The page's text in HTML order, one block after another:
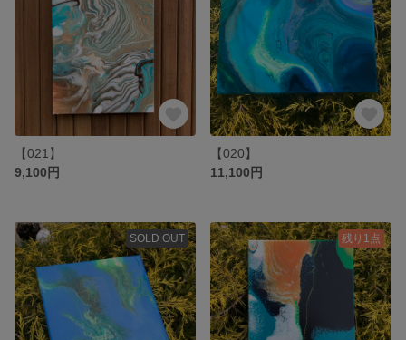
【021】
9,100円
【020】
11,100円
SOLD OUT 残り1点